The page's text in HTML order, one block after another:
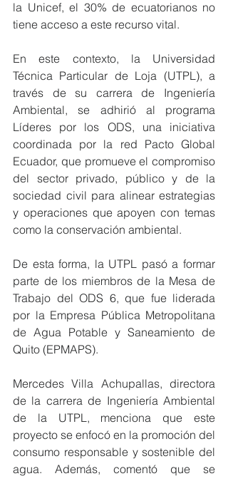
la Unicef, el 30% de ecuatorianos no
tiene acceso a este recurso vital.
En este contexto, la Universidad
Técnica Particular de Loja (UTPL), a
través de su carrera de Ingeniería
Ambiental, se adhirió al programa
Líderes por los ODS, una iniciativa
coordinada por la red Pacto Global
Ecuador, que promueve el compromiso
del sector privado, público y de la
sociedad civil para alinear estrategias
y operaciones que apoyen con temas
como la conservación ambiental.
De esta forma, la UTPL pasó a formar
parte de los miembros de la Mesa de
Trabajo del ODS 6, que fue liderada
por la Empresa Pública Metropolitana
de Agua Potable y Saneamiento de
Quito (EPMAPS).
Mercedes Villa Achupallas, directora
de la carrera de Ingeniería Ambiental
de la UTPL, menciona que este
proyecto se enfocó en la promoción del
consumo responsable y sostenible del
agua. Además, comentó que se